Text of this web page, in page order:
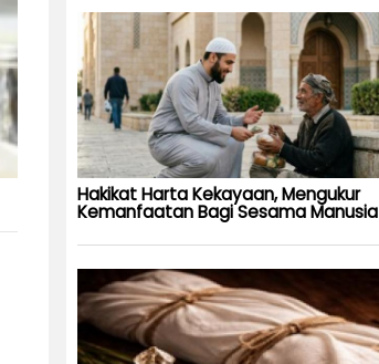
Hakikat Harta Kekayaan, Mengukur
Kemanfaatan Bagi Sesama Manusia